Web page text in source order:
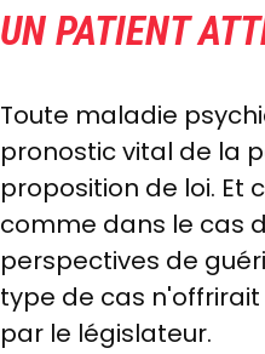
UN PATIENT
Toute maladie
pronostic vital de la
proposition de loi.
comme dans le cas
perspectives de
type de cas
par le législateur.